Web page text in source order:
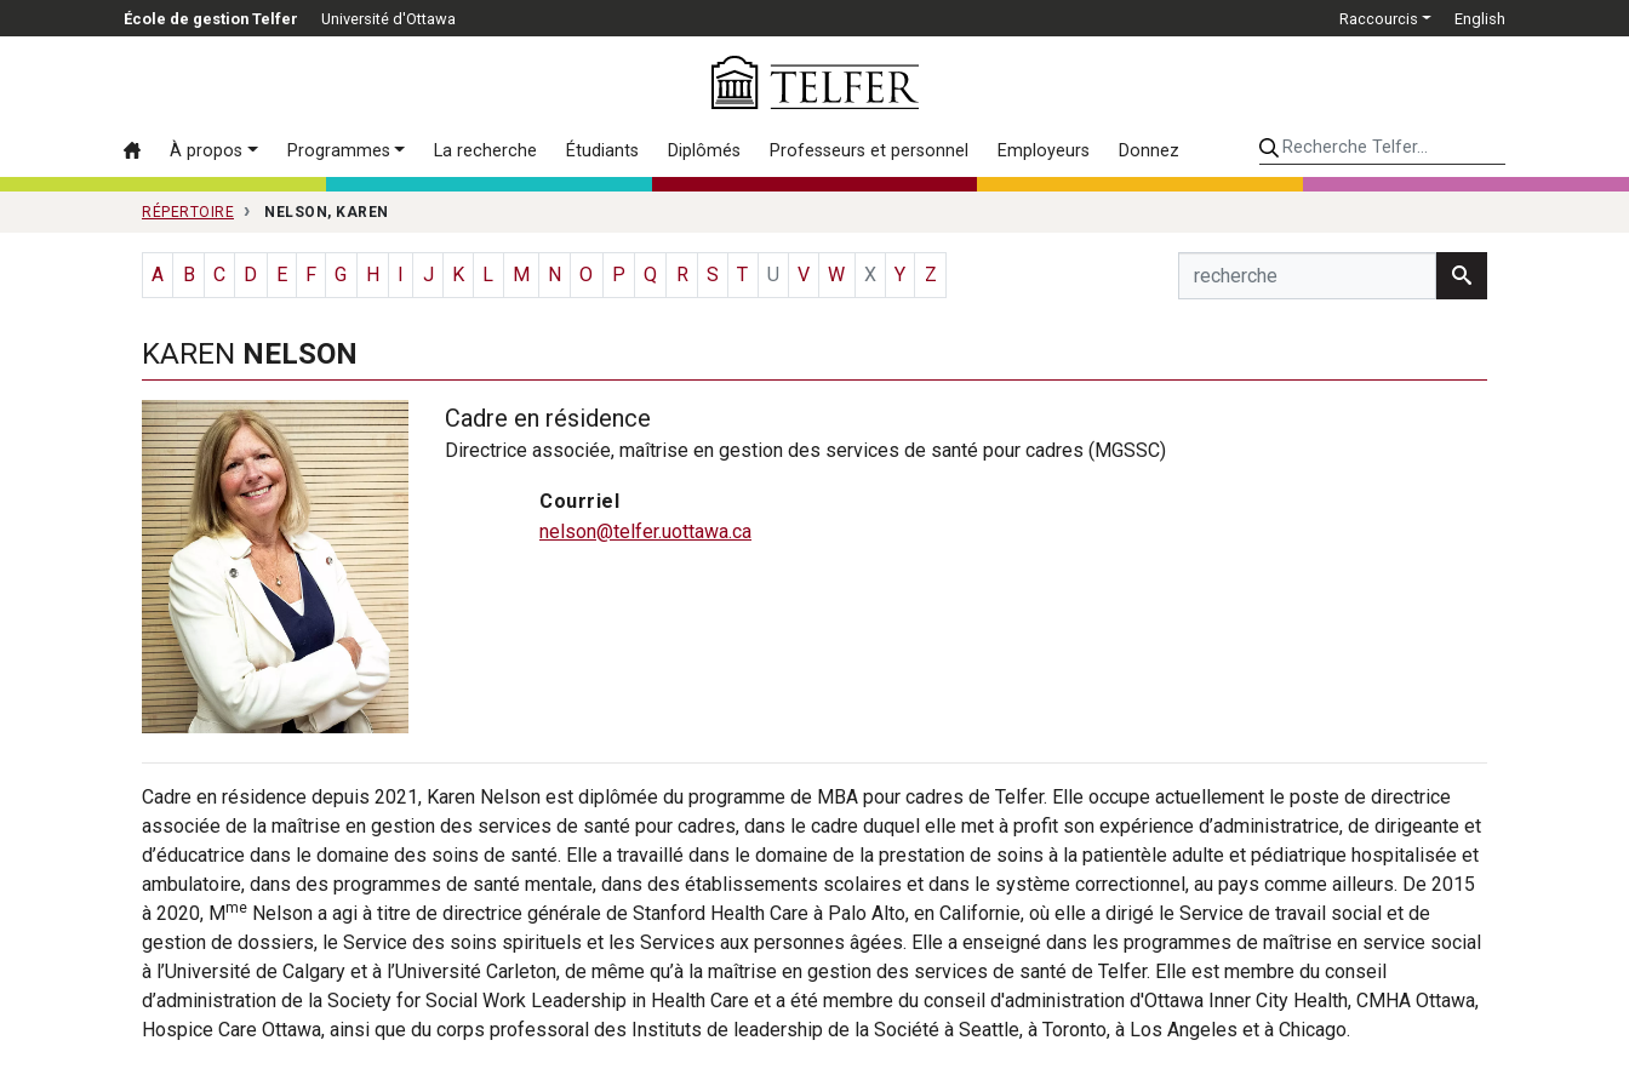
Passer au contenu principal
École de gestion Telfer Université d'Ottawa Raccourcis English
À propos Programmes La recherche Étudiants Diplômés Professeurs et personnel Employeurs DonnezRecherche Telfer...
RÉPERTOIRE NELSON, KAREN
A B C D E F G H J K L M N O P Q R S T U V W X Y Z
KAREN NELSON
Cadre en résidence
Directrice associée, maîtrise en gestion des services de santé pour cadres (MGSSC)
Courriel
nelson@telfer.uottawa.ca
Cadre en résidence depuis 2021, Karen Nelson est diplômée du programme de MBA pour cadres de Telfer. Elle occupe actuellement le poste de directrice
associée de la maîtrise en gestion des services de santé pour cadres, dans le cadre duquel elle met à profit son expérience d’administratrice, de dirigeante et
d’éducatrice dans le domaine des soins de santé. Elle a travaillé dans le domaine de la prestation de soins à la patientèle adulte et pédiatrique hospitalisée et
ambulatoire, dans des programmes de santé mentale, dans des établissements scolaires et dans le système correctionnel, au pays comme ailleurs. De 2015
à 2020, Mme Nelson a agi à titre de directrice générale de Stanford Health Care à Palo Alto, en Californie, où elle a dirigé le Service de travail social et de
gestion de dossiers, le Service des soins spirituels et les Services aux personnes âgées. Elle a enseigné dans les programmes de maîtrise en service social
à l’Université de Calgary et à l’Université Carleton, de même qu’à la maîtrise en gestion des services de santé de Telfer. Elle est membre du conseil
d’administration de la Society for Social Work Leadership in Health Care et a été membre du conseil d'administration d'Ottawa Inner City Health, CMHA Ottawa,
Hospice Care Ottawa, ainsi que du corps professoral des Instituts de leadership de la Société à Seattle, à Toronto, à Los Angeles et à Chicago.